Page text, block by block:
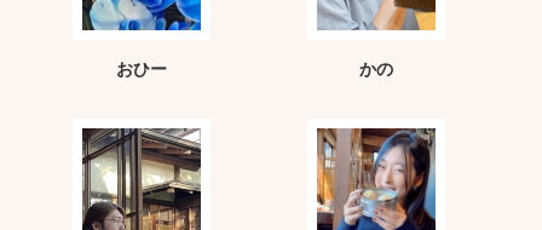
おひー かの